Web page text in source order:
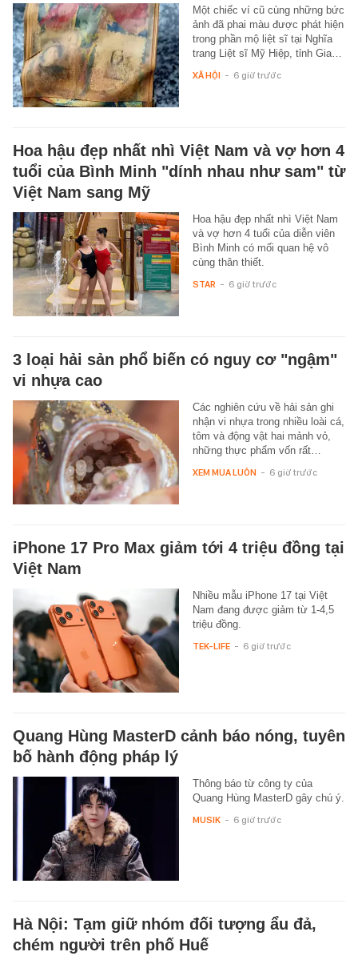
Một chiếc ví cũ cùng những bức
ảnh đã phai màu được phát hiện
trong phần mộ liệt sĩ tại Nghĩa
trang Liệt sĩ Mỹ Hiệp, tỉnh Gia…
XÃ HỘI - 6 giờ trước
Hoa hậu đẹp nhất nhì Việt Nam và vợ hơn 4
tuổi của Bình Minh "dính nhau như sam" từ
Việt Nam sang Mỹ
Hoa hậu đẹp nhất nhì Việt Nam
và vợ hơn 4 tuổi của diễn viên
Bình Minh có mối quan hệ vô
cùng thân thiết.
STAR - 6 giờ trước
3 loại hải sản phổ biến có nguy cơ "ngậm"
vi nhựa cao
Các nghiên cứu về hải sản ghi
nhận vi nhựa trong nhiều loài cá,
tôm và động vật hai mảnh vỏ,
những thực phẩm vốn rất…
XEM MUA LUÔN - 6 giờ trước
iPhone 17 Pro Max giảm tới 4 triệu đồng tại
Việt Nam
Nhiều mẫu iPhone 17 tại Việt
Nam đang được giảm từ 1-4,5
triệu đồng.
TEK-LIFE - 6 giờ trước
Quang Hùng MasterD cảnh báo nóng, tuyên
bố hành động pháp lý
Thông báo từ công ty của
Quang Hùng MasterD gây chú ý.
MUSIK - 6 giờ trước
Hà Nội: Tạm giữ nhóm đối tượng ẩu đả,
chém người trên phố Huế